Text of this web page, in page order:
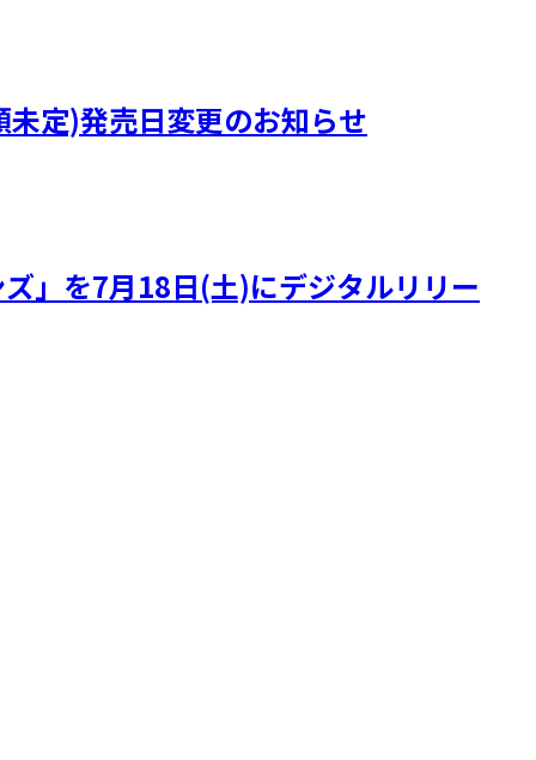
定)発売日変更のお知らせ
」を7月18日(土)にデジタルリリー